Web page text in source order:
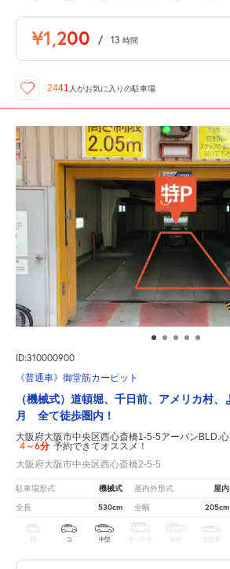
¥1,200 / 13 時間
2441 人がお気に入りの駐車場
ID:310000900
《普通車》御堂筋カーピット
（機械式）道頓堀、千日前、アメリカ村
月 全て徒歩圏内！
大阪府大阪市中央区西心斎橋1-5-5アーバンBLD.
4～6分 予約できてオススメ！
大阪府大阪市中央区西心斎橋2-5-5
駐車場形式 機械式 屋内外形式 屋内
全長 530cm 全幅 205cm
軽 コ 中型 ボックス SUV 大型車